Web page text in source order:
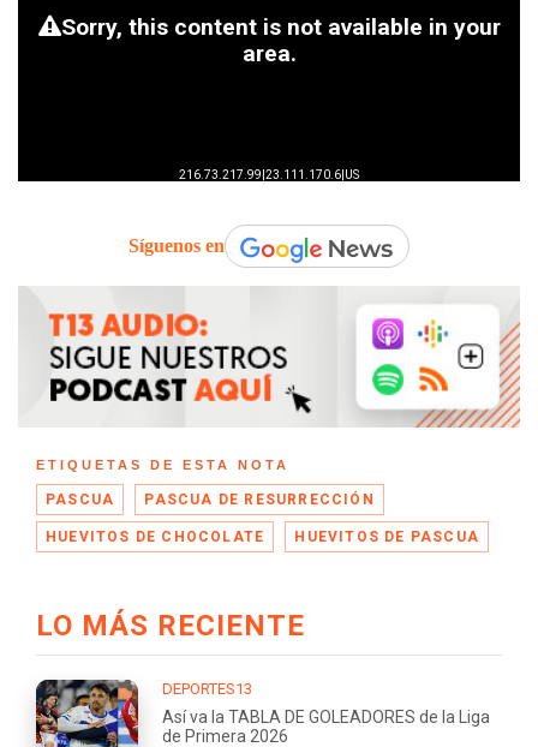
Síguenos en
ETIQUETAS DE ESTA NOTA
PASCUA PASCUA DE RESURRECCIÓN
HUEVITOS DE CHOCOLATE HUEVITOS DE PASCUA
LO MÁS RECIENTE
DEPORTES13
Así va la TABLA DE GOLEADORES de la Liga
de Primera 2026